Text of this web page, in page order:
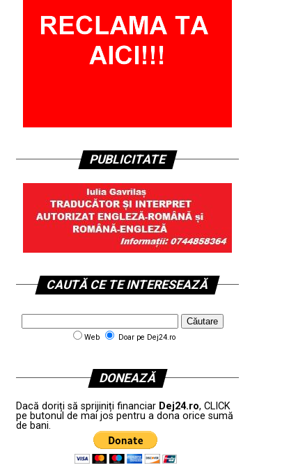
PUBLICITATE
CAUTĂ CE TE INTERESEAZĂ
Web Doar pe Dej24.ro
DONEAZĂ
Dacă doriți să sprijiniți financiar Dej24.ro, CLICK
pe butonul de mai jos pentru a dona orice sumă
de bani.